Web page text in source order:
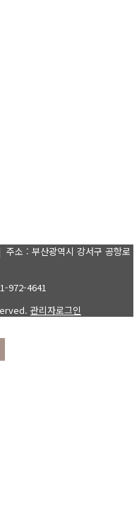
소 : 부산광역시 강서구 공항로
972-4641
관리자로그인